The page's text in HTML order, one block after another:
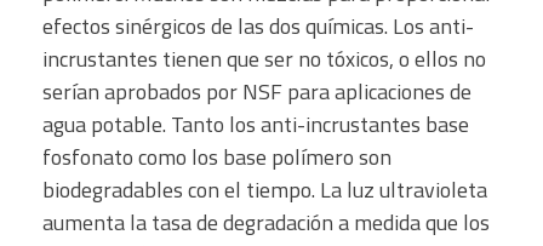
efectos sinérgicos de las dos químicas. Los anti-
incrustantes tienen que ser no tóxicos, o ellos no
serían aprobados por NSF para aplicaciones de
agua potable. Tanto los anti-incrustantes base
fosfonato como los base polímero son
biodegradables con el tiempo. La luz ultravioleta
aumenta la tasa de degradación a medida que los